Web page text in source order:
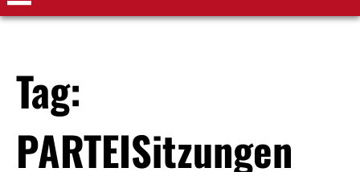
Tag:
PARTEISitzungen